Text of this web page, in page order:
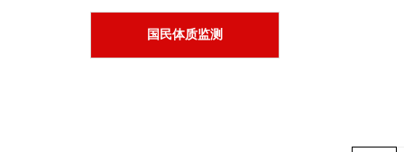
国民体质监测